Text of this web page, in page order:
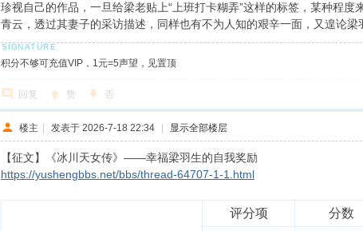
珍视自己的作品，一旦给梁老贴上“上班打卡糊弄”这样的标签，某种程
青云，透过其妻子的采访描述，同样也有不为人知的艰辛一面，又遑论梁
积分不够可充值VIP，1元=5声望，见置顶
回复 赞 否
楼主 | 发表于 2026-7-18 22:34 | 显示全部楼层
【征文】《冰川天女传》——幸福梁羽生的自我奖励
https://yushengbbs.net/bbs/thread-64707-1-1.html
评分项 分数